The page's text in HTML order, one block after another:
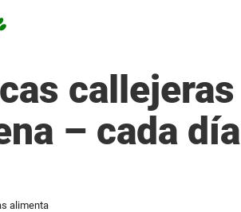
callejeras
– cada día
alimenta